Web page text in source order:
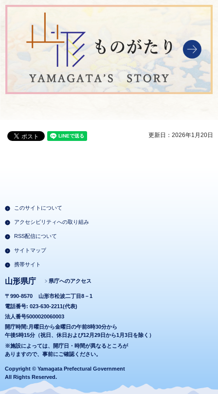
更新日：2026年1月20日
このサイトについて
アクセシビリティへの取り組み
RSS配信について
サイトマップ
携帯サイト
山形県庁 県庁へのアクセス
〒990-8570
山形市松波二丁目8－1
電話番号: 023-630-2211(代表)
法人番号5000020060003
開庁時間:月曜日から金曜日の午前8時30分から
午後5時15分（祝日、休日および12月29日から1月3日を除く）
※施設によっては、開庁日・時間が異なるところが
ありますので、事前にご確認ください。
Copyright © Yamagata Prefectural Government
All Rights Reserved.